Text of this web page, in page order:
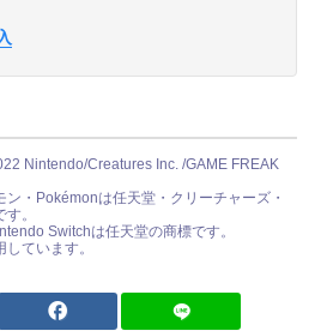
Nintendo/Creatures Inc. /GAME FREAK
・Pokémonは任天堂・クリーチャーズ・
。
Switchは任天堂の商標です。
ています。